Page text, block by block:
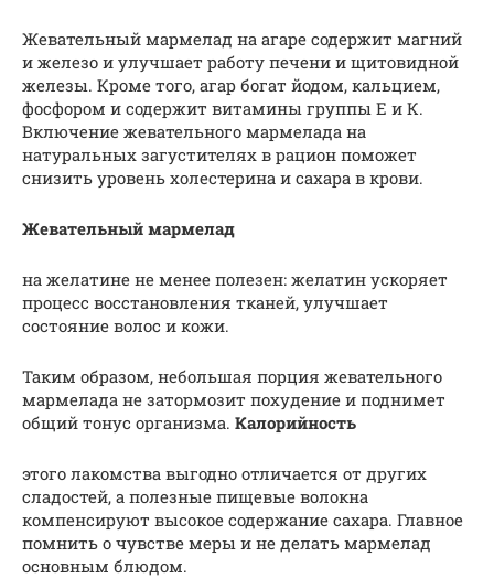
Жевательный мармелад на агаре содержит магний
и железо и улучшает работу печени и щитовидной
железы. Кроме того, агар богат йодом, кальцием,
фосфором и содержит витамины группы Е и К.
Включение жевательного мармелада на
натуральных загустителях в рацион поможет
снизить уровень холестерина и сахара в крови.
Жевательный мармелад
на желатине не менее полезен: желатин ускоряет
процесс восстановления тканей, улучшает
состояние волос и кожи.
Таким образом, небольшая порция жевательного
мармелада не затормозит похудение и поднимет
общий тонус организма. Калорийность
этого лакомства выгодно отличается от других
сладостей, а полезные пищевые волокна
компенсируют высокое содержание сахара. Главное
помнить о чувстве меры и не делать мармелад
основным блюдом.